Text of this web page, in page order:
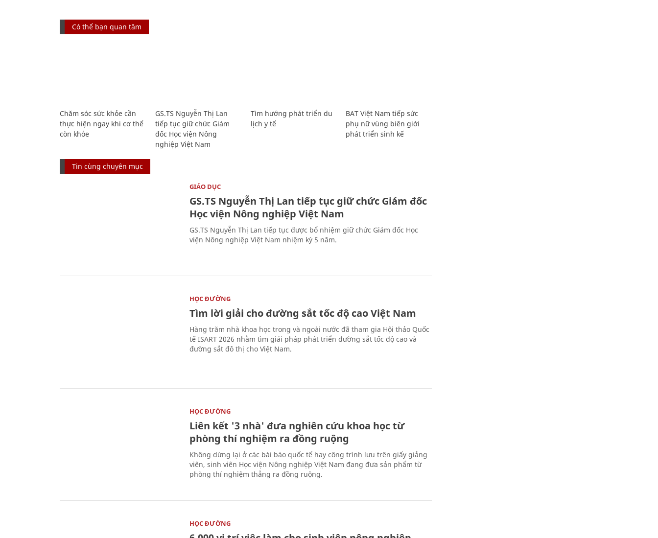
Có thể bạn quan tâm
Chăm sóc sức khỏe cần
thực hiện ngay khi cơ thể
còn khỏe
GS.TS Nguyễn Thị Lan
tiếp tục giữ chức Giám
đốc Học viện Nông
nghiệp Việt Nam
Tìm hướng phát triển du
lịch y tế
BAT Việt Nam tiếp sức
phụ nữ vùng biên giới
phát triển sinh kế
Tin cùng chuyên mục
GIÁO DỤC
GS.TS Nguyễn Thị Lan tiếp tục giữ chức Giám đốc
Học viện Nông nghiệp Việt Nam
GS.TS Nguyễn Thị Lan tiếp tục được bổ nhiệm giữ chức Giám đốc Học
viện Nông nghiệp Việt Nam nhiệm kỳ 5 năm.
HỌC ĐƯỜNG
Tìm lời giải cho đường sắt tốc độ cao Việt Nam
Hàng trăm nhà khoa học trong và ngoài nước đã tham gia Hội thảo Quốc
tế ISART 2026 nhằm tìm giải pháp phát triển đường sắt tốc độ cao và
đường sắt đô thị cho Việt Nam.
HỌC ĐƯỜNG
Liên kết '3 nhà' đưa nghiên cứu khoa học từ
phòng thí nghiệm ra đồng ruộng
Không dừng lại ở các bài báo quốc tế hay công trình lưu trên giấy giảng
viên, sinh viên Học viện Nông nghiệp Việt Nam đang đưa sản phẩm từ
phòng thí nghiệm thẳng ra đồng ruộng.
HỌC ĐƯỜNG